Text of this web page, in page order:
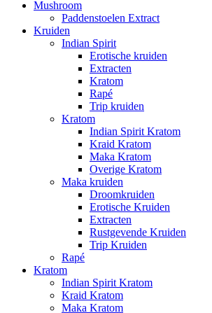
Mushroom
Paddenstoelen Extract
Kruiden
Indian Spirit
Erotische kruiden
Extracten
Kratom
Rapé
Trip kruiden
Kratom
Indian Spirit Kratom
Kraid Kratom
Maka Kratom
Overige Kratom
Maka kruiden
Droomkruiden
Erotische Kruiden
Extracten
Rustgevende Kruiden
Trip Kruiden
Rapé
Kratom
Indian Spirit Kratom
Kraid Kratom
Maka Kratom